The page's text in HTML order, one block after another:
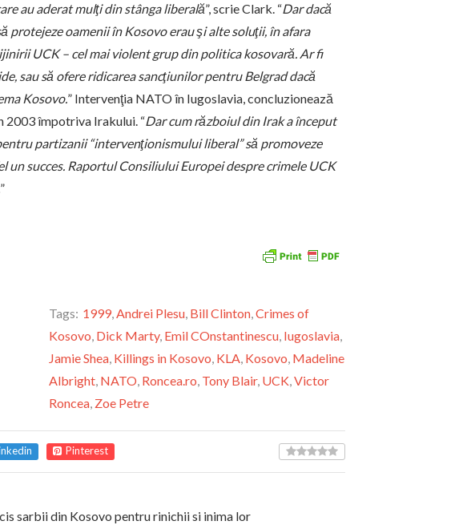
au aderat mulţi din stânga liberală”, scrie Clark. “Dar dacă
protejeze oamenii în Kosovo erau şi alte soluţii, în afara
UCK – cel mai violent grup din politica kosovară. Ar fi
sau să ofere ridicarea sancţiunilor pentru Belgrad dacă
Kosovo.” Intervenţia NATO în Iugoslavia, concluzionează
2003 împotriva Irakului. “Dar cum războiul din Irak a început
partizanii “intervenţionismului liberal” să promoveze
succes. Raportul Consiliului Europei despre crimele UCK
”
Tags: 1999,Andrei Plesu, Bill Clinton,Crimes of
Kosovo, Dick Marty, Emil COnstantinescu, Iugoslavia,
Jamie Shea, Killings in Kosovo, KLA, Kosovo, Madeline
Albright, NATO, Roncea.ro, Tony Blair, UCK,Victor
Roncea, Zoe Petre
Pinterest
sarbii din Kosovo pentru rinichii si inima lor